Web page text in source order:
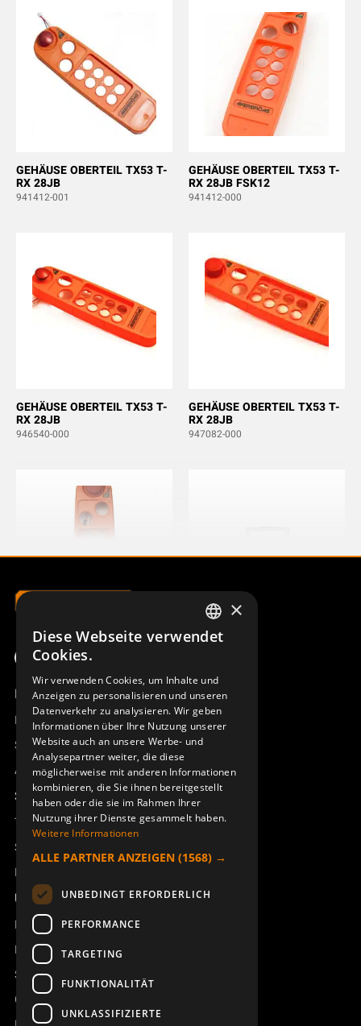
GEHÄUSE OBERTEIL TX53 T-
RX 28JB
941412-001
GEHÄUSE OBERTEIL TX53 T-
RX 28JB FSK12
941412-000
GEHÄUSE OBERTEIL TX53 T-
RX 28JB
946540-000
GEHÄUSE OBERTEIL TX53 T-
RX 28JB
947082-000
GEHÄUSE OBERTEIL BT
TX53/T-Rx28JB
CPU/MODEM TX53 T-RX28JB
CPU-MODEM TX53
944660-001
Produktübersicht
Remotus
Sesam
Access_Ctrl
Support
Technischer Support
Service buchen
Handbücher und Videoanleitungen
Über Åkerströms
Kontakt
Neuigkeiten
Sicherheit und Richtlinien
Geschäftsbedingungen
SWEDISH
DEUTSCH
×
Diese Webseite verwendet
Cookies.
Wir verwenden Cookies, um Inhalte und
Anzeigen zu personalisieren und unseren
Datenverkehr zu analysieren. Wir geben
Informationen über Ihre Nutzung unserer
Website auch an unsere Werbe- und
Analysepartner weiter, die diese
möglicherweise mit anderen Informationen
kombinieren, die Sie ihnen bereitgestellt
haben oder die sie im Rahmen Ihrer
Nutzung ihrer Dienste gesammelt haben.
Weitere Informationen
ALLE PARTNER ANZEIGEN (1568) →
UNBEDINGT ERFORDERLICH
PERFORMANCE
TARGETING
FUNKTIONALITÄT
UNKLASSIFIZIERTE